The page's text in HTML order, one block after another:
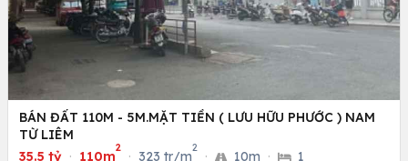
BÁN ĐẤT 110M - 5M.MẶT TIỀN ( LƯU HỮU PHƯỚC ) NAM
TỪ LIÊM
35.5 tỷ · 110m
2
· 323 tr/m
2
· 10m · 1